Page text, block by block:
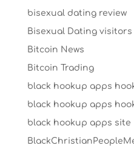
bisexual dating review
Bisexual Dating visitors
Bitcoin News
Bitcoin Trading
black hookup apps
black hookup apps
black hookup apps site